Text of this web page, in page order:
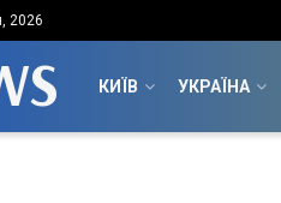
2026
КИЇВ УКРАЇНА